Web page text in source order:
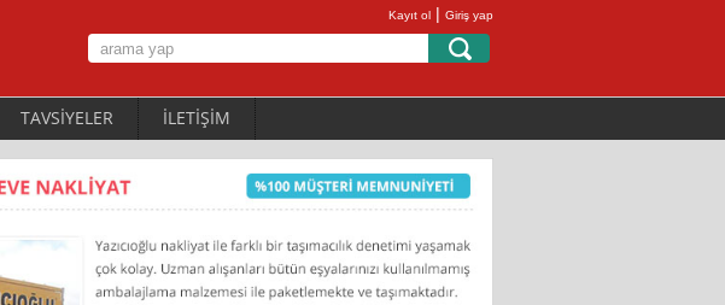
Kayıt ol | Giriş yap
TAVSİYELER İLETİŞİM